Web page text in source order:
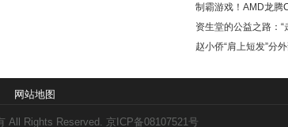
制霸游戏！AMD龙腾
资生堂的公益之路：“
赵小侨“肩上短发”分
网站地图
All Rights Reserved. 京ICP备08107521号